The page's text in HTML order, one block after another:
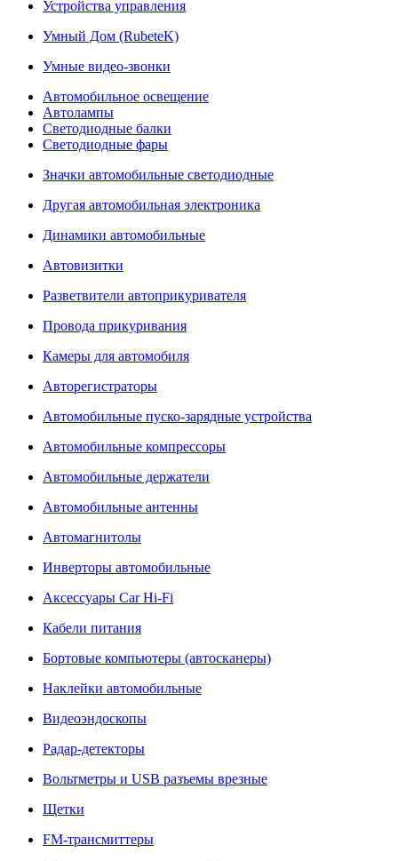
Устройства управления
Умный Дом (RubeteK)
Умные видео-звонки
Автомобильное освещение
Автолампы
Светодиодные балки
Светодиодные фары
Значки автомобильные светодиодные
Другая автомобильная электроника
Динамики автомобильные
Автовизитки
Разветвители автоприкуривателя
Провода прикуривания
Камеры для автомобиля
Авторегистраторы
Автомобильные пуско-зарядные устройства
Автомобильные компрессоры
Автомобильные держатели
Автомобильные антенны
Автомагнитолы
Инверторы автомобильные
Аксессуары Car Hi-Fi
Кабели питания
Бортовые компьютеры (автосканеры)
Наклейки автомобильные
Видеоэндоскопы
Радар-детекторы
Вольтметры и USB разъемы врезные
Щетки
FM-трансмиттеры